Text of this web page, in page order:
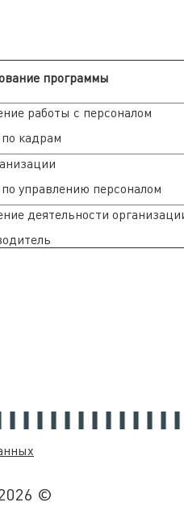
программы
работы с персоналом
кадрам
управлению персоналом
деятельности
©